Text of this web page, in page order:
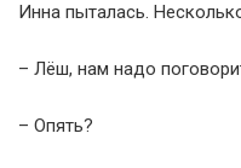
Инна пыталась.
– Лёш, нам надо
– Опять?